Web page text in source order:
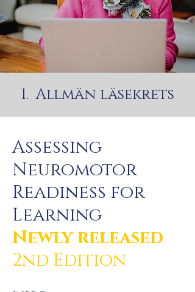
1. Allmän läsekrets
Assessing
Neuromotor
Readiness for
Learning
Newly released
2nd Edition